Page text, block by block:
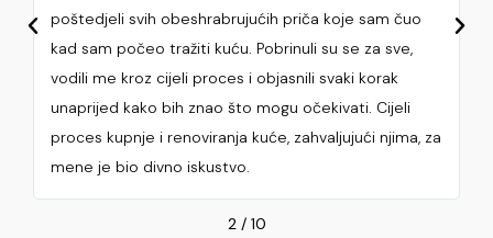
poštedjeli svih obeshrabrujućih priča koje sam čuo
kad sam počeo tražiti kuću. Pobrinuli su se za sve,
vodili me kroz cijeli proces i objasnili svaki korak
unaprijed kako bih znao što mogu očekivati. Cijeli
proces kupnje i renoviranja kuće, zahvaljujući njima, za
mene je bio divno iskustvo.
2/ 10